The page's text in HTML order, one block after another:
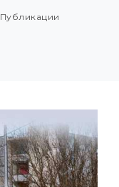
Публикации